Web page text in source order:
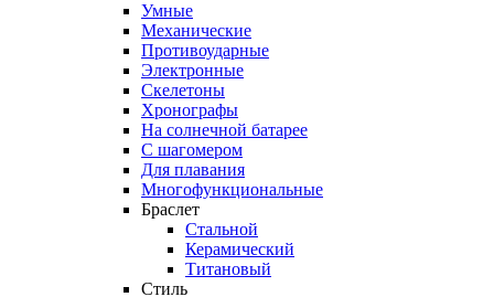
Умные
Механические
Противоударные
Электронные
Скелетоны
Хронографы
На солнечной батарее
С шагомером
Для плавания
Многофункциональные
Браслет
Стальной
Керамический
Титановый
Стиль